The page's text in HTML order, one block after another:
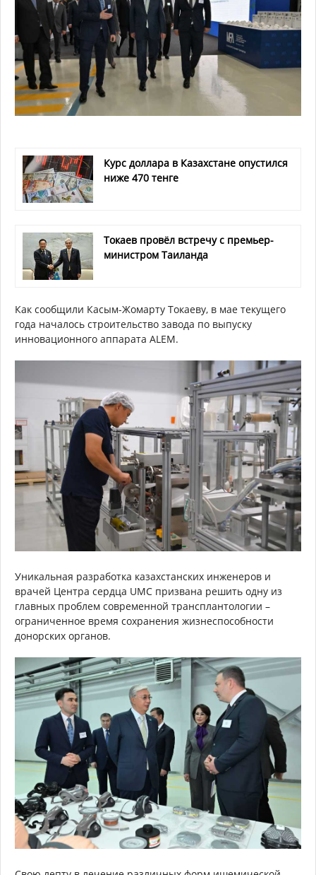
Курс доллара в Казахстане опустился
ниже 470 тенге
Токаев провёл встречу с премьер-
министром Таиланда
Как сообщили Касым-Жомарту Токаеву, в мае текущего
года началось строительство завода по выпуску
инновационного аппарата ALEM.
Уникальная разработка казахстанских инженеров и
врачей Центра cердца UMC призвана решить одну из
главных проблем современной трансплантологии –
ограниченное время сохранения жизнеспособности
донорских органов.